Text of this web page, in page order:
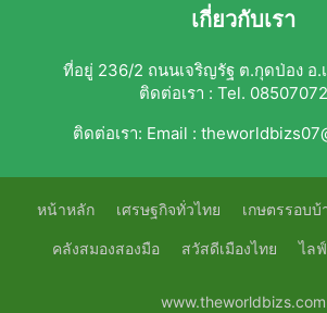
เกี่ยวกับเรา
ที่อยู่ 236/2 ถนนเจริญรัฐ ต.กุดป่อง อ.เ
ติดต่อเรา : Tel.
ติดต่อเรา: Email :
หน้าหลัก เศรษฐกิจทั่วไทย เกษตรรอบบ้
คลังสมองสองมือ สวัสดีเมืองไทย ไล
www.theworldbizs.com